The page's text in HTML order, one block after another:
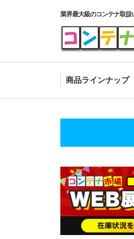
業界最大級のコンテナ取扱
商品ラインナップ